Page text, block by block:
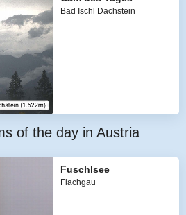
Bad Ischl Dachstein
of the day in Austria
Fuschlsee
Flachgau